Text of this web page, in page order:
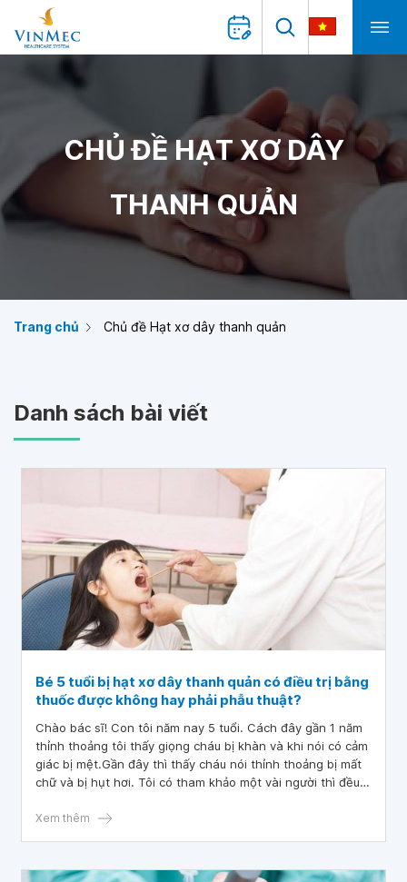
CHỦ ĐỀ HẠT XƠ DÂY
THANH QUẢN
Trang chủ Chủ đề Hạt xơ dây thanh quản
Danh sách bài viết
Bé 5 tuổi bị hạt xơ dây thanh quản có điều trị bằng
thuốc được không hay phải phẫu thuật?
Chào bác sĩ! Con tôi năm nay 5 tuổi. Cách đây gần 1 năm
thỉnh thoảng tôi thấy giọng cháu bị khàn và khi nói có cảm
giác bị mệt.Gần đây thì thấy cháu nói thỉnh thoảng bị mất
chữ và bị hụt hơi. Tôi có tham khảo một vài người thì đều
như vậy. Tôi cho cháu đi khám được bác sĩ kết luận cháu bị
phải phẫu thuật ạ? Rất mong bác sĩ tư vấn, cảm ơn bác sĩ!
Xem thêm